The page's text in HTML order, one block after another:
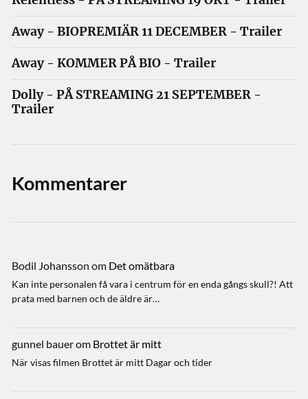
Away - BIOPREMIÄR 11 DECEMBER - Trailer
Away - KOMMER PÅ BIO - Trailer
Dolly - PÅ STREAMING 21 SEPTEMBER -
Trailer
Kommentarer
Bodil Johansson om Det omätbara
Kan inte personalen få vara i centrum för en enda gångs skull?! Att
prata med barnen och de äldre är…
gunnel bauerom Brottet är mitt
När visas filmen Brottet är mitt Dagar och tider